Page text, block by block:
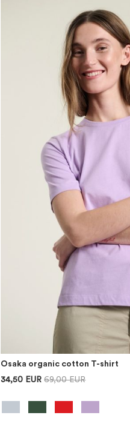
Osaka organic cotton T-shirt
34,50 EUR 69,00 EUR